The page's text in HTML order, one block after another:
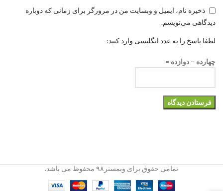
ذخیره نام، ایمیل و وبسایت من در مرورگر برای زمانی که دوباره
دیدگاهی می‌نویسم.
لطفا پاسخ را به عدد انگلیسی وارد کنید:
چهارده − دوازده =
تمامی حقوق برای وبمستر۹۸ محفوظ می باشد.